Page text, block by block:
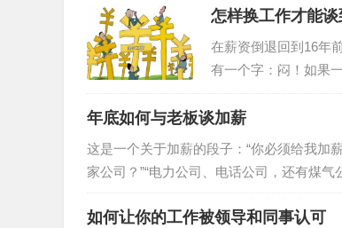
多时，订出提供额外
1200万美元的服务
双方可能有长期盈利
怎样换工作才能谈
在薪资倒退回到16年
有一个字：闷！如果
方法！可是，也有人
薪水。同样换工作，
愈多相关性，薪水往
相关性，掌握加薪的
年底如何与老板谈加薪
这是一个关于加薪的段子：“你必须给我加
家公司？”“电力公司、电话公司，还有煤
跌，楼价上扬，存款缩水，挺了一大年了，加薪来得猛烈些吧。 我有“谈加薪”恐
谈，内心还真有点恐惧。” 相信吗？说这话的江晓已经拥有了近20年的职场生涯，却从来没有过跟老板主动谈加薪的经
如何让你的工作被领导和同事认可